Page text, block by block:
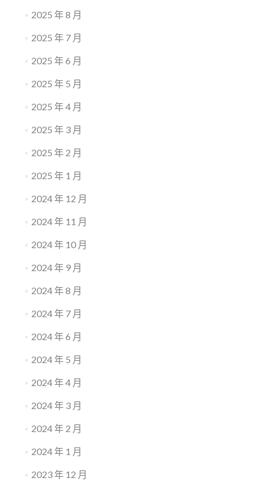
2025 年 8 月
2025 年 7 月
2025 年 6 月
2025 年 5 月
2025 年 4 月
2025 年 3 月
2025 年 2 月
2025 年 1 月
2024 年 12 月
2024 年 11 月
2024 年 10 月
2024 年 9 月
2024 年 8 月
2024 年 7 月
2024 年 6 月
2024 年 5 月
2024 年 4 月
2024 年 3 月
2024 年 2 月
2024 年 1 月
2023 年 12 月